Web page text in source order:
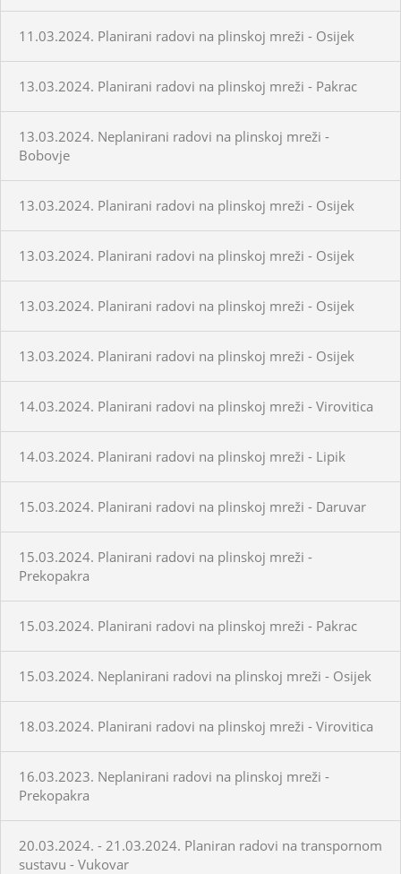
11.03.2024. Planirani radovi na plinskoj mreži - Osijek
13.03.2024. Planirani radovi na plinskoj mreži - Pakrac
13.03.2024. Neplanirani radovi na plinskoj mreži -
Bobovje
13.03.2024. Planirani radovi na plinskoj mreži - Osijek
13.03.2024. Planirani radovi na plinskoj mreži - Osijek
13.03.2024. Planirani radovi na plinskoj mreži - Osijek
13.03.2024. Planirani radovi na plinskoj mreži - Osijek
14.03.2024. Planirani radovi na plinskoj mreži - Virovitica
14.03.2024. Planirani radovi na plinskoj mreži - Lipik
15.03.2024. Planirani radovi na plinskoj mreži - Daruvar
15.03.2024. Planirani radovi na plinskoj mreži -
Prekopakra
15.03.2024. Planirani radovi na plinskoj mreži - Pakrac
15.03.2024. Neplanirani radovi na plinskoj mreži - Osijek
18.03.2024. Planirani radovi na plinskoj mreži - Virovitica
16.03.2023. Neplanirani radovi na plinskoj mreži -
Prekopakra
20.03.2024. - 21.03.2024. Planiran radovi na transpornom
sustavu - Vukovar